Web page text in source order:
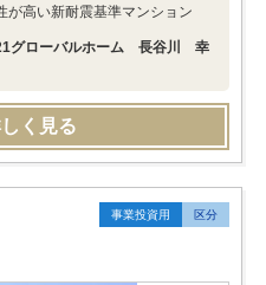
が高い新耐震基準マンション
グローバルホーム 長谷川 幸
く見る
事業投資用 区分